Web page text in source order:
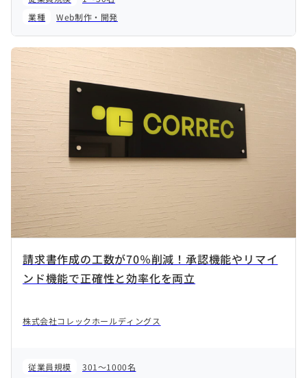
業種
Web制作・開発
請求書作成の工数が70％削減！承認機能やリマイ
ンド機能で正確性と効率化を両立
株式会社コレックホールディングス
従業員規模
301～1000名